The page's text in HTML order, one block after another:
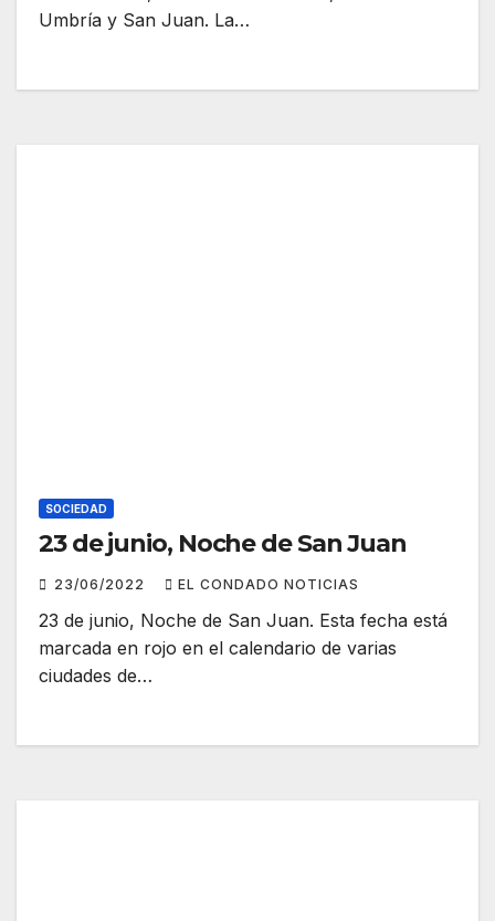
Umbría y San Juan. La…
SOCIEDAD
23 de junio, Noche de San Juan
23/06/2022 EL CONDADO NOTICIAS
23 de junio, Noche de San Juan. Esta fecha está
marcada en rojo en el calendario de varias
ciudades de…